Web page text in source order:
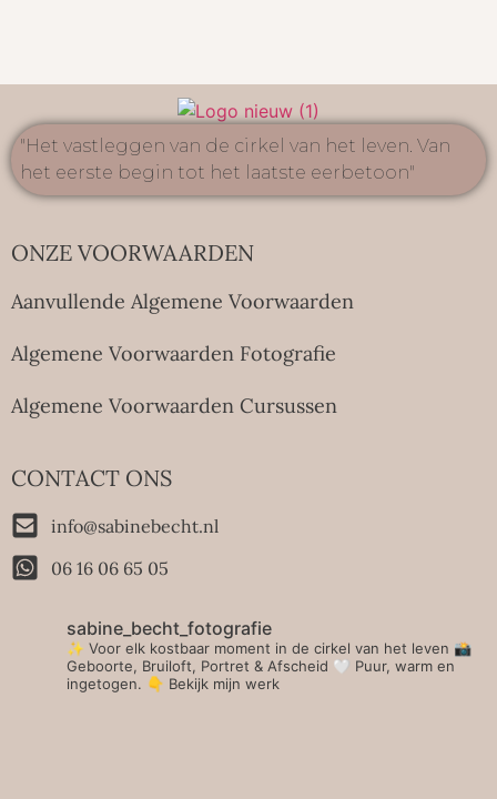
"Het vastleggen van de cirkel van het leven. Van
het eerste begin tot het laatste eerbetoon"
ONZE VOORWAARDEN
Aanvullende Algemene Voorwaarden
Algemene Voorwaarden Fotografie
Algemene Voorwaarden Cursussen
CONTACT ONS
info@sabinebecht.nl
06 16 06 65 05
sabine_becht_fotografie
✨ Voor elk kostbaar moment in de cirkel van het leven 📸
Geboorte, Bruiloft, Portret & Afscheid 🤍 Puur, warm en
ingetogen. 👇 Bekijk mijn werk